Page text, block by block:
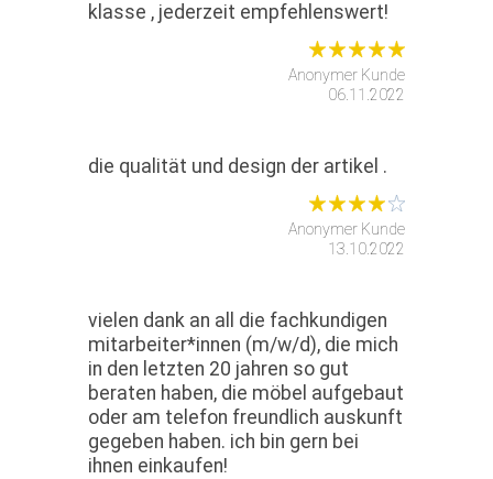
klasse , jederzeit empfehlenswert!
Anonymer Kunde
06.11.2022
die qualität und design der artikel .
Anonymer Kunde
13.10.2022
vielen dank an all die fachkundigen
mitarbeiter*innen (m/w/d), die mich
in den letzten 20 jahren so gut
beraten haben, die möbel aufgebaut
oder am telefon freundlich auskunft
gegeben haben. ich bin gern bei
ihnen einkaufen!